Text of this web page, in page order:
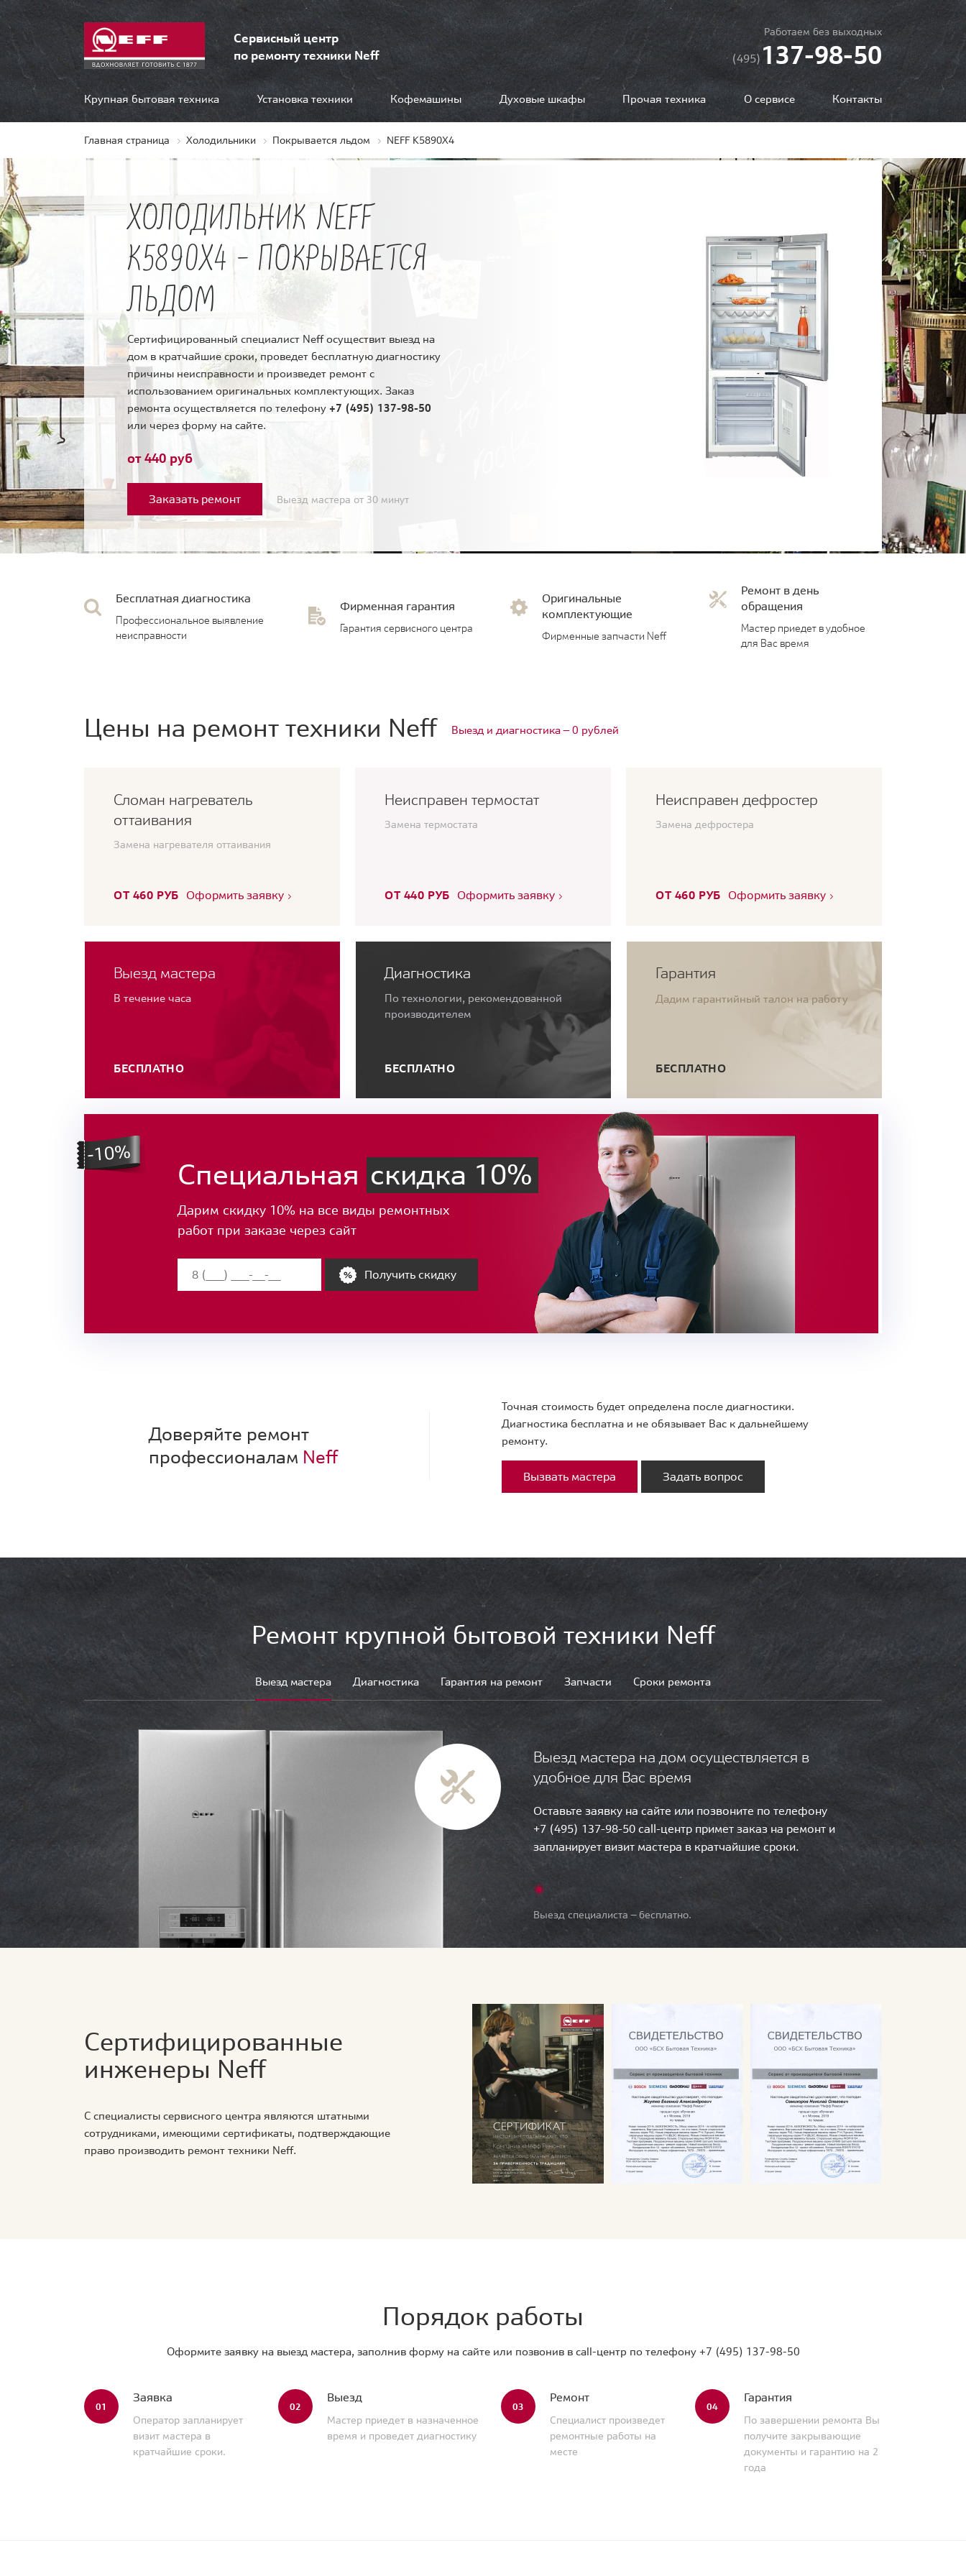
Сервисный центр
по ремонту техники Neff
Работаем без выходных
(495)137-98-50
Крупная бытовая техника Установка техники Кофемашины Духовые шкафы Прочая техника О сервисе Контакты
Главная страница Холодильники Покрывается льдом NEFF K5890X4
ХОЛОДИЛЬНИК NEFF
K5890X4 - ПОКРЫВАЕТСЯ
ЛЬДОМ
Сертифицированный специалист Neff осуществит выезд на
дом в кратчайшие сроки, проведет бесплатную диагностику
причины неисправности и произведет ремонт с
использованием оригинальных комплектующих. Заказ
ремонта осуществляется по телефону +7 (495) 137-98-50
или через форму на сайте.
от 440 руб
Заказать ремонт Выезд мастера от 30 минут
Бесплатная диагностика
Профессиональное выявление
неисправности
Фирменная гарантия
Гарантия сервисного центра
Оригинальные
комплектующие
Фирменные запчасти Neff
Ремонт в день
обращения
Мастер приедет в удобное
для Вас время
Цены на ремонт техники Neff Выезд и диагностика — 0 рублей
Сломан нагреватель
оттаивания
Замена нагревателя оттаивания
ОТ 460 РУБ Оформить заявку
Неисправен термостат
Замена термостата
ОТ 440 РУБ Оформить заявку
Неисправен дефростер
Замена дефростера
ОТ 460 РУБ Оформить заявку
Выезд мастера
В течение часа
БЕСПЛАТНО
Диагностика
По технологии, рекомендованной
производителем
БЕСПЛАТНО
Гарантия
Дадим гарантийный талон на работу
БЕСПЛАТНО
Специальная скидка 10%
Дарим скидку 10% на все виды ремонтных
работ при заказе через сайт
Получить скидку
Доверяйте ремонт
профессионалам Neff
Точная стоимость будет определена после диагностики.
Диагностика бесплатна и не обязывает Вас к дальнейшему
ремонту.
Вызвать мастера Задать вопрос
Ремонт крупной бытовой техники Neff
Выезд мастера Диагностика Гарантия на ремонт Запчасти Сроки ремонта
Выезд мастера на дом осуществляется в
удобное для Вас время
Оставьте заявку на сайте или позвоните по телефону
+7 (495) 137-98-50 call-центр примет заказ на ремонт и
запланирует визит мастера в кратчайшие сроки.
Выезд специалиста — бесплатно.
Сертифицированные
инженеры Neff
С специалисты сервисного центра являются штатными
сотрудниками, имеющими сертификаты, подтверждающие
право производить ремонт техники Neff.
Порядок работы
Оформите заявку на выезд мастера, заполнив форму на сайте или позвонив в call-центр по телефону +7 (495) 137-98-50
01
Заявка
Оператор запланирует
визит мастера в
кратчайшие сроки.
02
Выезд
Мастер приедет в назначенное
время и проведет диагностику
03
Ремонт
Специалист произведет
ремонтные работы на
месте
04
Гарантия
По завершении ремонта Вы
получите закрывающие
документы и гарантию на 2
года